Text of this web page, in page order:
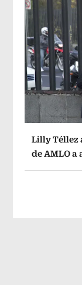
Lilly Téllez
de AMLO